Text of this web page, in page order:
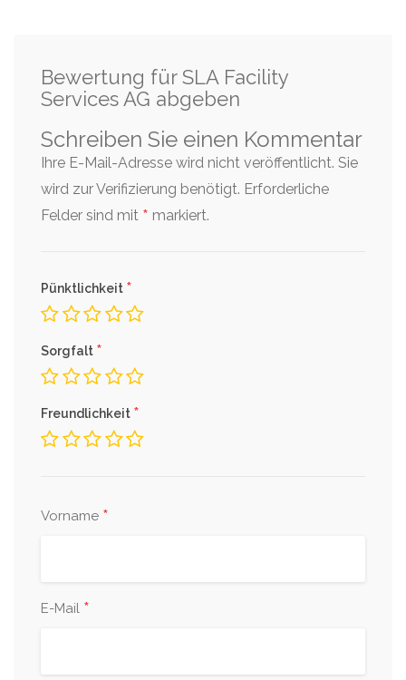
Bewertung für SLA Facility
Services AG abgeben
Schreiben Sie einen Kommentar
Ihre E-Mail-Adresse wird nicht veröffentlicht. Sie
wird zur Verifizierung benötigt. Erforderliche
Felder sind mit * markiert.
Pünktlichkeit *
Sorgfalt *
Freundlichkeit *
Vorname *
E-Mail *